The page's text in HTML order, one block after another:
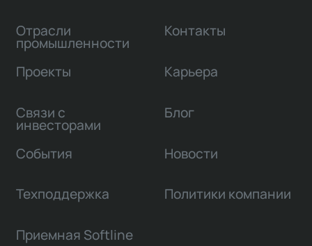
Отрасли
промышленности
Проекты
Связи с
инвесторами
Контакты
Карьера
Блог
События Новости
Техподдержка Политики компании
Приемная Softline